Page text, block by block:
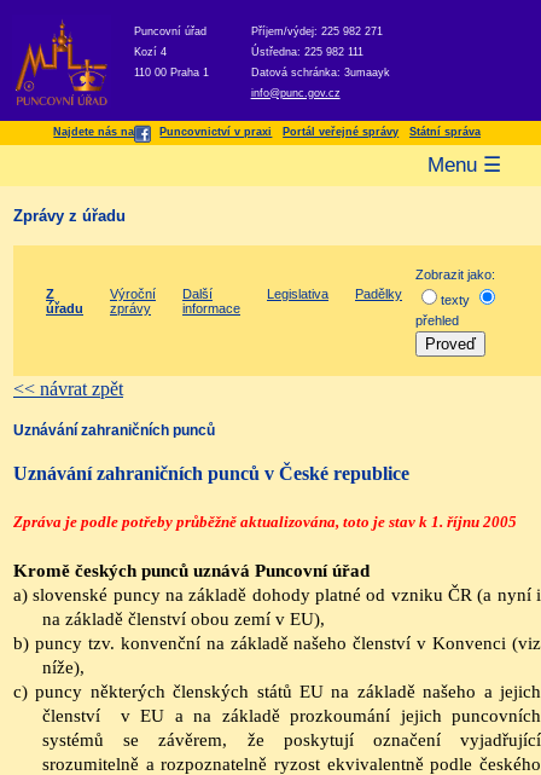
Puncovní úřad
Kozí 4
110 00 Praha 1
Příjem/výdej: 225 982 271
Ústředna: 225 982 111
Datová schránka: 3umaayk
info@punc.gov.cz
Najdete nás na Puncovnictví v praxi Portál veřejné správy Státní správa
Menu ☰
Zprávy z úřadu
Z
úřadu
Výroční
zprávy
Další
informace
Legislativa Padělky
Zobrazit jako:
texty
přehled
<< návrat zpět
Uznávání zahraničních punců
Uznávání zahraničních punců v České republice
Zpráva je podle potřeby průběžně aktualizována, toto je stav k 1. říjnu 2005
Kromě českých punců uznává Puncovní úřad
a) slovenské puncy na základě dohody platné od vzniku ČR (a nyní i
na základě členství obou zemí v EU),
b) puncy tzv. konvenční na základě našeho členství v Konvenci (viz
níže),
c) puncy některých členských států EU na základě našeho a jejich
členství v EU a na základě prozkoumání jejich puncovních
systémů se závěrem, že poskytují označení vyjadřující
srozumitelně a rozpoznatelně ryzost ekvivalentně podle českého